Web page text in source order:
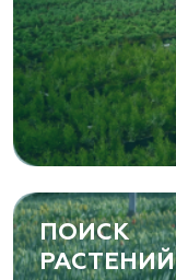
ПОИСК
РАСТЕНИЙ